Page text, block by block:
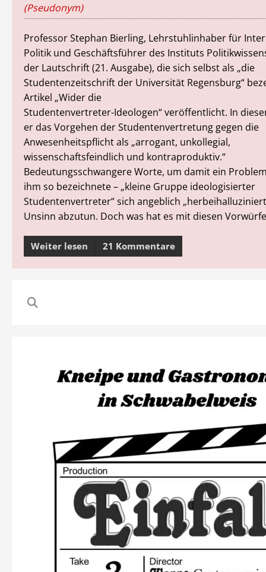
(Pseudonym)
Professor Stephan Bierling, Lehrstuhlinhaber für
Politik und Geschäftsführer des Instituts
der Lautschrift (21. Ausgabe), die sich selbst als „die
Studentenzeitschrift der Universität Regensburg“
Artikel „Wider die
Studentenvertreter-Ideologen“ veröffentlicht. In
er das Vorgehen der Studentenvertretung gegen die
Anwesenheitspflicht als „arrogant, unkollegial,
wissenschaftsfeindlich und kontraproduktiv.“
Bedeutungsschwangere Worte, um damit ein
ihm so bezeichnete – „kleine Gruppe ideologisierter
Studentenvertreter“ sich angeblich
Unsinn abzutun. Doch was hat es mit diesen
Weiter lesen 21 Kommentare